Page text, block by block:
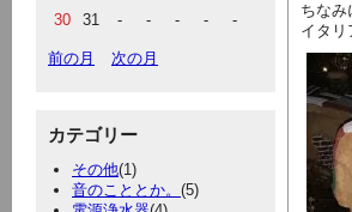
30
31 - - - - -
前の月 次の月
カテゴリー
その他(1)
音のこととか。 (5)
ちなみ
イタリ